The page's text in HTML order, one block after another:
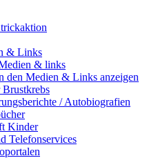
& Links
& links
den Medien & Links anzeigen
/ Autobiografien
Kinder
Telefonservices